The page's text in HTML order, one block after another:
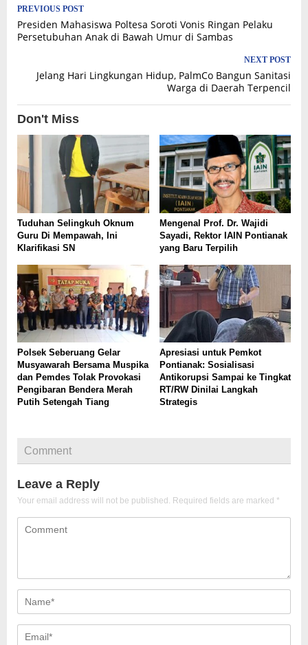
Post
navigation
PREVIOUS POST
Presiden Mahasiswa Poltesa Soroti Vonis Ringan Pelaku
Persetubuhan Anak di Bawah Umur di Sambas
NEXT POST
Jelang Hari Lingkungan Hidup, PalmCo Bangun Sanitasi
Warga di Daerah Terpencil
Don't Miss
Tuduhan Selingkuh Oknum
Guru Di Mempawah, Ini
Klarifikasi SN
Mengenal Prof. Dr. Wajidi
Sayadi, Rektor IAIN Pontianak
yang Baru Terpilih
Polsek Seberuang Gelar
Musyawarah Bersama Muspika
dan Pemdes Tolak Provokasi
Pengibaran Bendera Merah
Putih Setengah Tiang
Apresiasi untuk Pemkot
Pontianak: Sosialisasi
Antikorupsi Sampai ke Tingkat
RT/RW Dinilai Langkah
Strategis
Comment
Leave a Reply
Your email address will not be published. Required fields are marked *